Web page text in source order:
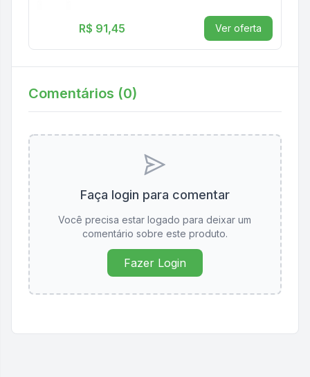
R$ 91,45 Ver oferta
Comentários (0)
Faça login para comentar
Você precisa estar logado para deixar um
comentário sobre este produto.
Fazer Login